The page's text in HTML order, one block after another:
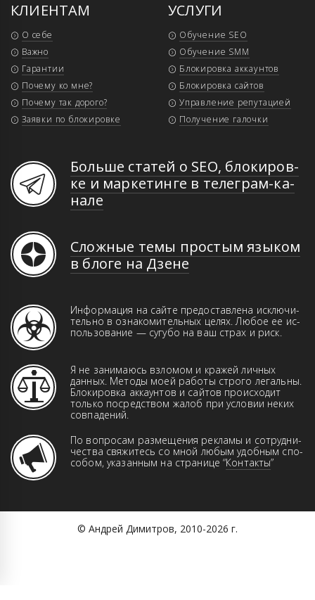
КЛИЕНТАМ
О себе
Важно
Гарантии
Почему ко мне?
Почему так дорого?
Заявки по блокировке
УСЛУГИ
Обучение SEO
Обучение SMM
Блокировка аккаунтов
Блокировка сайтов
Управление репутацией
Получение галочки
Больше статей о SEO, бло­ки­ров­
ке и мар­ке­тин­ге в те­ле­грам-ка­
на­ле
Сложные темы простым языком
в блоге на Дзене
Информация на сайте предоставлена иск­­лю­­чи­­
те­ль­но в оз­на­ко­ми­тель­ных це­лях. Лю­бое ее ис­
поль­зо­ва­ние — сугубо на ваш страх и риск.
Я не занимаюсь взломом и кражей лич­ных
данн­ых. Ме­то­ды моей работы строго ле­галь­ны.
Бло­ки­ров­ка аккаунтов и сай­тов про­ис­хо­дит
только пос­ред­ством жа­лоб при ус­ло­вии неких
совпадений.
По вопросам размещения рекламы и сот­руд­ни­
чест­ва свя­жи­тесь со мной любым удоб­ным спо­
со­бом, указанным на странице “Контакты”
© Андрей Димитров, 2010-2026 г.